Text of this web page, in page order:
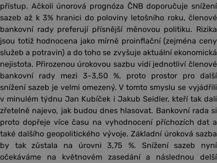
přístup. Ačkoli únorová prognóza ČNB doporučuje snížení
sazeb až k 3% hranici do poloviny letošního roku, členové
bankovní rady preferují přísnější měnovou politiku. Rizika
jsou totiž hodnocena jako mírně proinflační (zejména ceny
služeb a potravin) a do toho se zvyšuje aktuální ekonomická
nejistota. Přirozenou úrokovou sazbu vidí jednotliví členové
bankovní rady mezi 3-3,50 %, proto prostor pro další
snížení sazeb je velmi omezený. V tomto smyslu se vyjádřili
v minulém týdnu Jan Kubíček i Jakub Seidler, kteří tak dali
zřetelně najevo, jak budou dnes hlasovat. Bankovní rada si
proto dopřeje více času na vyhodnocení příchozích dat a
také dalšího geopolitického vývoje. Základní úroková sazba
by tak zůstala na úrovni 3,75 %. Snížení sazeb nyní
očekáváme na květnovém zasedání a následnou delší